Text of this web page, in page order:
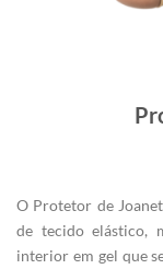
O Protetor de
de tecido elástico,
interior em gel que